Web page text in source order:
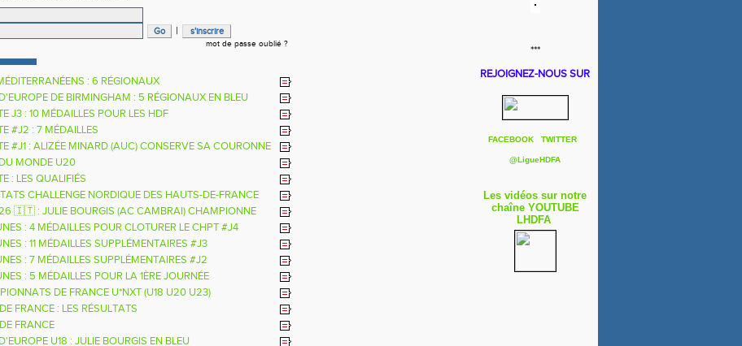
|
mot de passe oublié ?
: 6 RÉGIONAUX
DE BIRMINGHAM : 5 RÉGIONAUX EN BLEU
J3 : 10 MÉDAILLES POUR LES HDF
#J2 : 7 MÉDAILLES
#J1 : ALIZÉE MINARD (AUC) CONSERVE SA COURONNE
MONDE U20
: LES QUALIFIÉS
CHALLENGE NORDIQUE DES HAUTS-DE-FRANCE
🇮🇹 : JULIE BOURGIS (AC CAMBRAI) CHAMPIONNE
U18 DE LA PERCHE
: 4 MÉDAILLES POUR CLOTURER LE CHPT #J4
: 11 MÉDAILLES SUPPLÉMENTAIRES #J3
: 7 MÉDAILLES SUPPLÉMENTAIRES #J2
: 5 MÉDAILLES POUR LA 1ÈRE JOURNÉE
DE FRANCE U*NXT (U18 U20 U23)
FRANCE : LES RÉSULTATS
FRANCE
U18 : JULIE BOURGIS EN BLEU
***
REJOIGNEZ-NOUS SUR
FACEBOOK TWITTER
@LigueHDFA
Les vidéos sur notre
chaîne YOUTUBE
LHDFA